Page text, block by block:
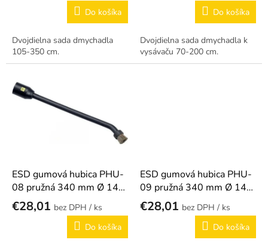
Do košíka
Dvojdielna sada dmychadla
105-350 cm.
Do košíka
Dvojdielna sada dmychadla k
vysávaču 70-200 cm.
ESD gumová hubica PHU-
08 pružná 340 mm Ø 14
mm
€28,01
/ ks
Do košíka
ESD gumová hubica PHU-
09 pružná 340 mm Ø 14
mm
€28,01
/ ks
Do košíka